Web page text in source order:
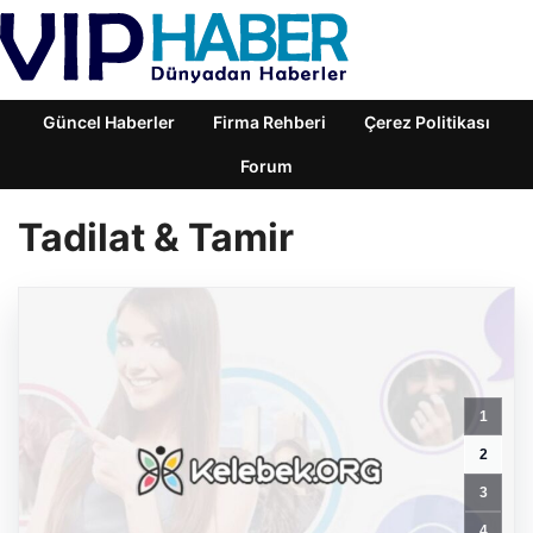
Güncel Haberler Firma Rehberi Çerez Politikası
Forum
Tadilat & Tamir
1
2
3